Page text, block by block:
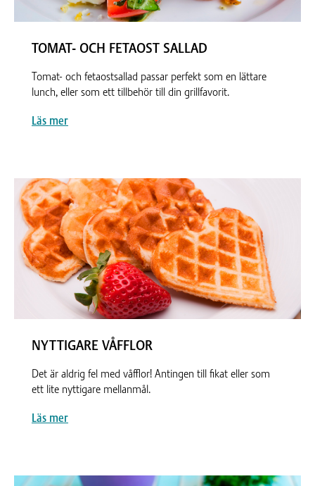
TOMAT- OCH FETAOST SALLAD
Tomat- och fetaostsallad passar perfekt som en lättare
lunch, eller som ett tillbehör till din grillfavorit.
Läs mer
NYTTIGARE VÅFFLOR
Det är aldrig fel med våfflor! Antingen till fikat eller som
ett lite nyttigare mellanmål.
Läs mer